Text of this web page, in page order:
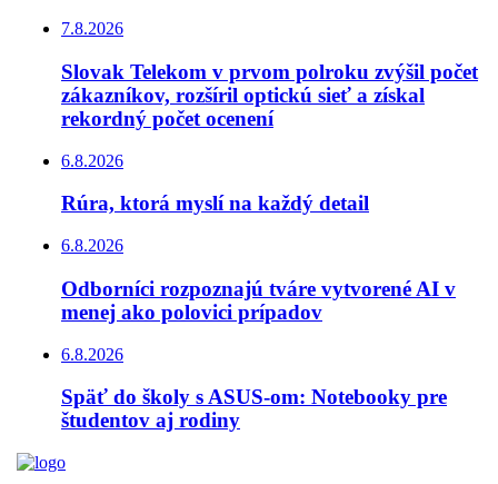
7.8.2026
Slovak Telekom v prvom polroku zvýšil počet
zákazníkov, rozšíril optickú sieť a získal
rekordný počet ocenení
6.8.2026
Rúra, ktorá myslí na každý detail
6.8.2026
Odborníci rozpoznajú tváre vytvorené AI v
menej ako polovici prípadov
6.8.2026
Späť do školy s ASUS-om: Notebooky pre
študentov aj rodiny